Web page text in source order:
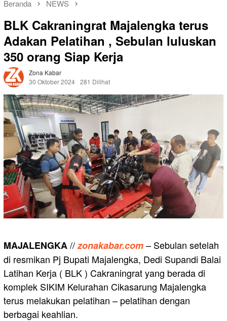
Beranda NEWS
BLK Cakraningrat Majalengka terus
Adakan Pelatihan , Sebulan luluskan
350 orang Siap Kerja
Zona Kabar
30 Oktober 2024 281 Dilihat
MAJALENGKA//zonakabar.com– Sebulan setelah
di resmikan Pj Bupati Majalengka, Dedi Supandi Balai
Latihan Kerja ( BLK ) Cakraningrat yang berada di
komplek SIKIM Kelurahan Cikasarung Majalengka
terus melakukan pelatihan – pelatihan dengan
berbagai keahlian.